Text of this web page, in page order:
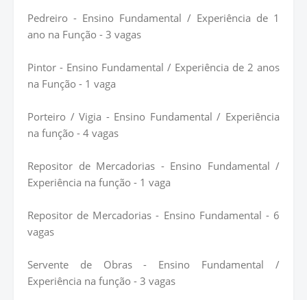
Pedreiro - Ensino Fundamental / Experiência de 1
ano na Função - 3 vagas
Pintor - Ensino Fundamental / Experiência de 2 anos
na Função - 1 vaga
Porteiro / Vigia - Ensino Fundamental / Experiência
na função - 4 vagas
Repositor de Mercadorias - Ensino Fundamental /
Experiência na função - 1 vaga
Repositor de Mercadorias - Ensino Fundamental - 6
vagas
Servente de Obras - Ensino Fundamental /
Experiência na função - 3 vagas